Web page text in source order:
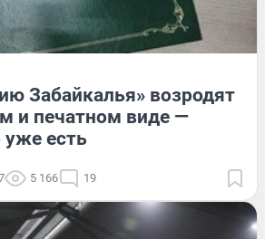
Забайкалья» возродят
и печатном виде —
уже есть
5 166 19